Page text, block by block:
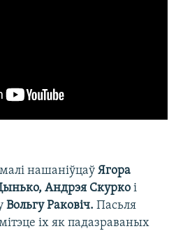
нашаніўцаў Ягора
Андрэя Скурко і
Вольгу Раковіч. Пасьля
іх як падазраваных